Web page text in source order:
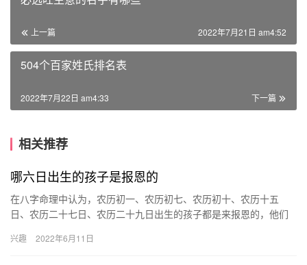
上一篇 2022年7月21日 am4:52
504个百家姓氏排名表
下一篇
2022年7月22日 am4:33
相关推荐
哪六日出生的孩子是报恩的
在八字命理中认为，农历初一、农历初七、农历初十、农历十五
日、农历二十七日、农历二十九日出生的孩子都是来报恩的，他们
一出生…
兴趣 2022年6月11日